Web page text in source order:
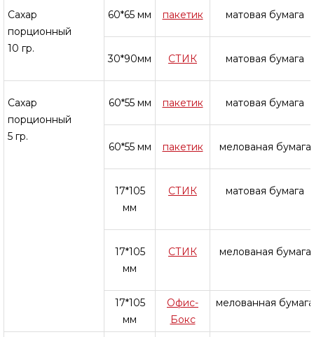
Сахар
порционный
10 гр.
60*65 мм пакетик матовая бумага
30*90мм СТИК матовая бумага
Сахар
порционный
5 гр.
60*55 мм пакетик матовая бумага
60*55 мм пакетик мелованая бумага
17*105
мм
СТИК матовая бумага
17*105
мм
СТИК мелованая бумага
17*105
мм
Офис-
Бокс
мелованная бумага